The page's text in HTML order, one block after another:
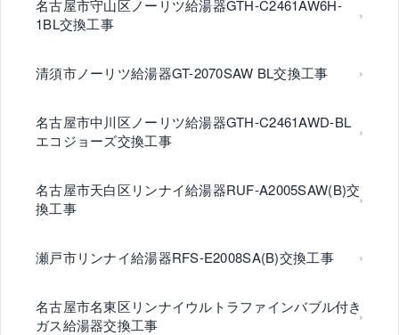
名古屋市守山区ノーリツ給湯器GTH-C2461AW6H-
1BL交換工事
清須市ノーリツ給湯器GT-2070SAW BL交換工事
名古屋市中川区ノーリツ給湯器GTH-C2461AWD-BL
エコジョーズ交換工事
名古屋市天白区リンナイ給湯器RUF-A2005SAW(B)交
換工事
瀬戸市リンナイ給湯器RFS-E2008SA(B)交換工事
名古屋市名東区リンナイウルトラファインバブル付き
ガス給湯器交換工事